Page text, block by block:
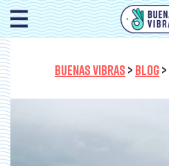
BUENAS VIBRAS > BLOG>